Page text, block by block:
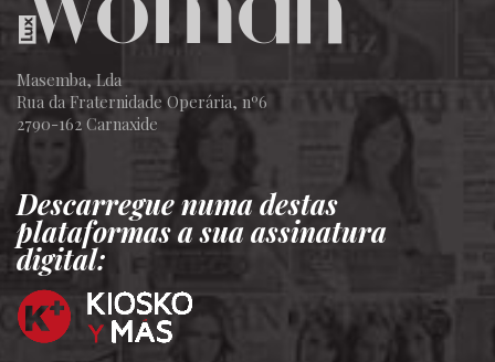
Masemba, Lda
Rua da Fraternidade Operária, nº6
2790-162 Carnaxide
Descarregue numa destas
plataformas a sua assinatura
digital: